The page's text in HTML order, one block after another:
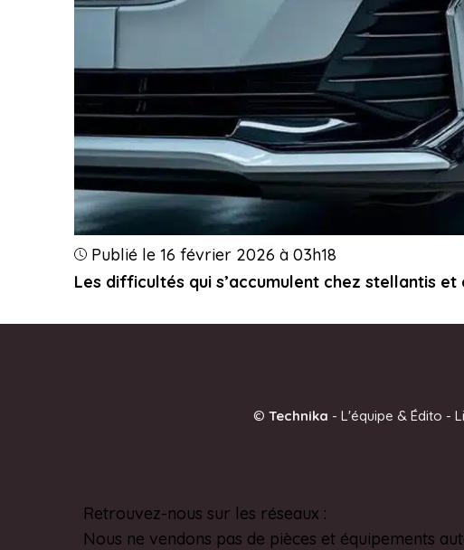
Les difficultés qui s’accumulent chez stellantis
Publié le 16 février 2026 à 03h18
© Technika - L'équipe & Édito -
Retrouvez-nous sur les réseaux :
Nous ne vendons pas de pièces et équipements